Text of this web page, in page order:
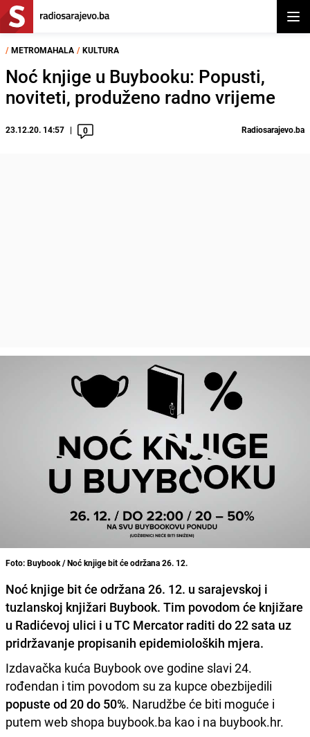
/ METROMAHALA / KULTURA
Noć knjige u Buybooku: Popusti,
noviteti, produženo radno vrijeme
23.12.20. 14:57 0 Radiosarajevo.ba
Foto: Buybook / Noć knjige bit će održana 26. 12.
Noć knjige bit će održana 26. 12. u sarajevskoj i
tuzlanskoj knjižari Buybook. Tim povodom će knjižare
u Radićevoj ulici i u TC Mercator raditi do 22 sata uz
pridržavanje propisanih epidemioloških mjera.
Izdavačka kuća Buybook ove godine slavi 24.
rođendan i tim povodom su za kupce obezbijedili
popuste od 20 do 50%. Narudžbe će biti moguće i
putem web shopa buybook.ba kao i na buybook.hr.